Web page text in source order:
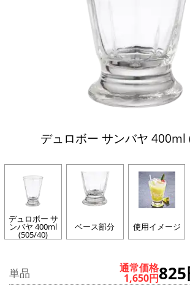
デュロボー サンバヤ 400ml
デュロボー サ
ンバヤ 400ml
(505/40)
ベース部分 使用イメージ
単品 通常価格
1,650円